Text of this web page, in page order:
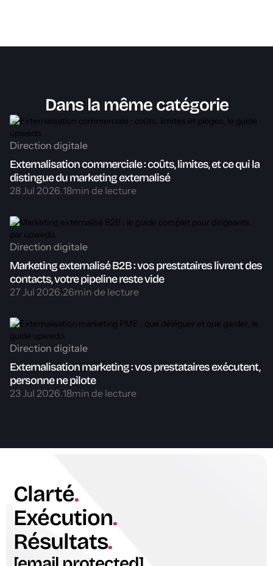
Dans la même catégorie
Direction digitale
Externalisation commerciale : coûts, limites, et ce qui la
distingue du marketing externalisé
28 Jul 2026.18min de lecture
Direction digitale
Marketing externalisé B2B : vos prestataires livrent des
contacts, votre pipeline reste vide
27 Jul 2026.26min de lecture
Direction digitale
Externalisation marketing : vos prestataires exécutent,
personne ne pilote
23 Jul 2026.18min de lecture
Clarté.
Exécution.
Résultats.